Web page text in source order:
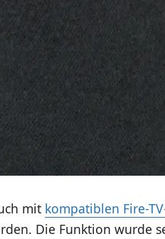
mit kompatiblen Fire-
Die Funktion wurde